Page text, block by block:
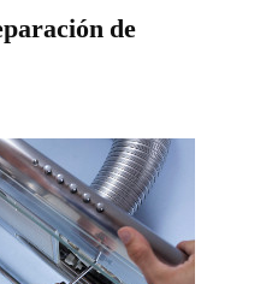
de